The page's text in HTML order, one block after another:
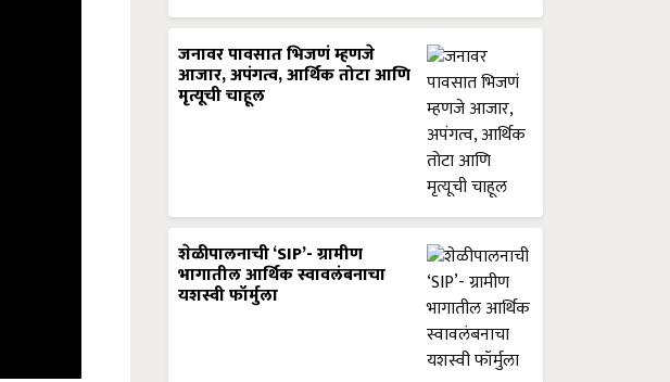
जनावर पावसात भिजणं म्हणजे
आजार, अपंगत्व, आर्थिक तोटा आणि
मृत्यूची चाहूल
शेळीपालनाची ‘SIP’- ग्रामीण
भागातील आर्थिक स्वावलंबनाचा
यशस्वी फॉर्मुला